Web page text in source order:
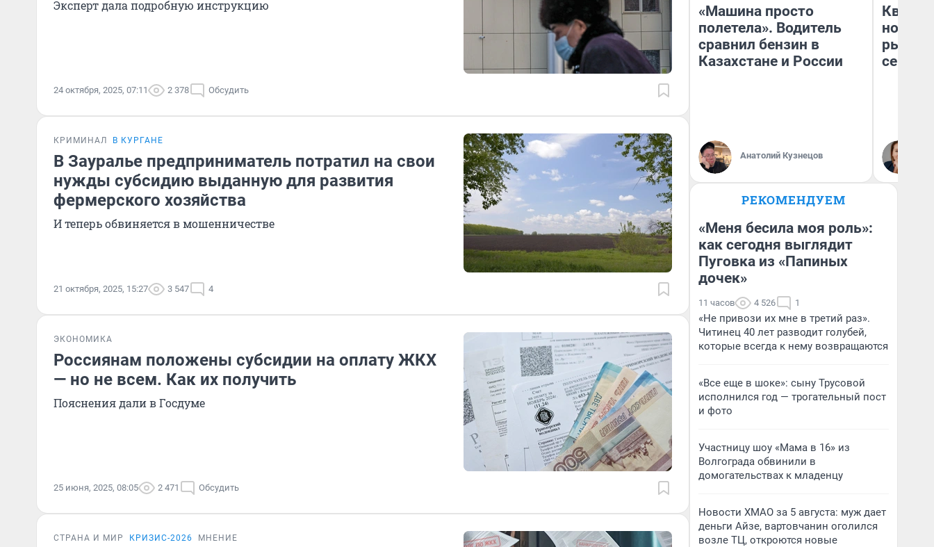
Эксперт дала подробную инструкцию
24 октября, 2025, 07:11 2 378 Обсудить
КРИМИНАЛ В КУРГАНЕ
В Зауралье предприниматель потратил на свои
нужды субсидию выданную для развития
фермерского хозяйства
И теперь обвиняется в мошенничестве
21 октября, 2025, 15:27 3 547 4
ЭКОНОМИКА
Россиянам положены субсидии на оплату ЖКХ
— но не всем. Как их получить
Пояснения дали в Госдуме
25 июня, 2025, 08:05 2 471 Обсудить
СТРАНА И МИР КРИЗИС-2026 МНЕНИЕ
«Машина просто
полетела». Водитель
сравнил бензин в
Казахстане и России
Анатолий Кузнецов
но
рынок
РЕКОМЕНДУЕМ
«Меня бесила моя роль»:
как сегодня выглядит
Пуговка из «Папиных
дочек»
11 часов 4 526 1
«Не привози их мне в третий раз».
Читинец 40 лет разводит голубей,
которые всегда к нему возвращаются
«Все еще в шоке»: сыну Трусовой
исполнился год — трогательный пост
и фото
Участницу шоу «Мама в 16» из
Волгограда обвинили в
домогательствах к младенцу
Новости ХМАО за 5 августа: муж дает
деньги Айзе, вартовчанин оголился
возле ТЦ, откроются новые